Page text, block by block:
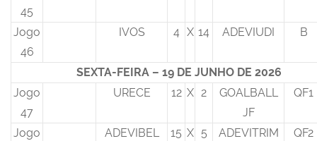
45
Jogo
46
IVOS 4 X 14 ADEVIUDI B
SEXTA-FEIRA – 19 DE JUNHO DE 2026
Jogo
47
URECE 12 X 2
GOALBALL
JF
QF1
Jogo
ADEVIBEL 15 X 5 ADEVITRIM QF2